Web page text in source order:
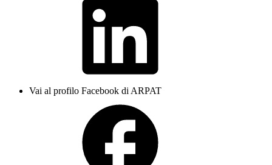
Vai al profilo Facebook di ARPAT